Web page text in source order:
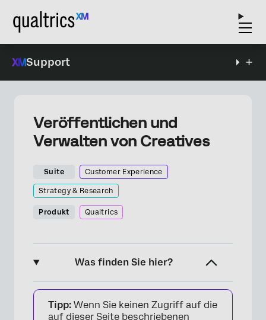
Support
Veröffentlichen und
Verwalten von Creatives
Suite Customer Experience
Strategy & Research
Produkt Qualtrics
Was finden Sie hier?
Informationen zum Veröffentlichen von &
Verwalten von Creatives
Tipp: Wenn Sie keinen Zugriff auf die
auf dieser Seite beschriebenen